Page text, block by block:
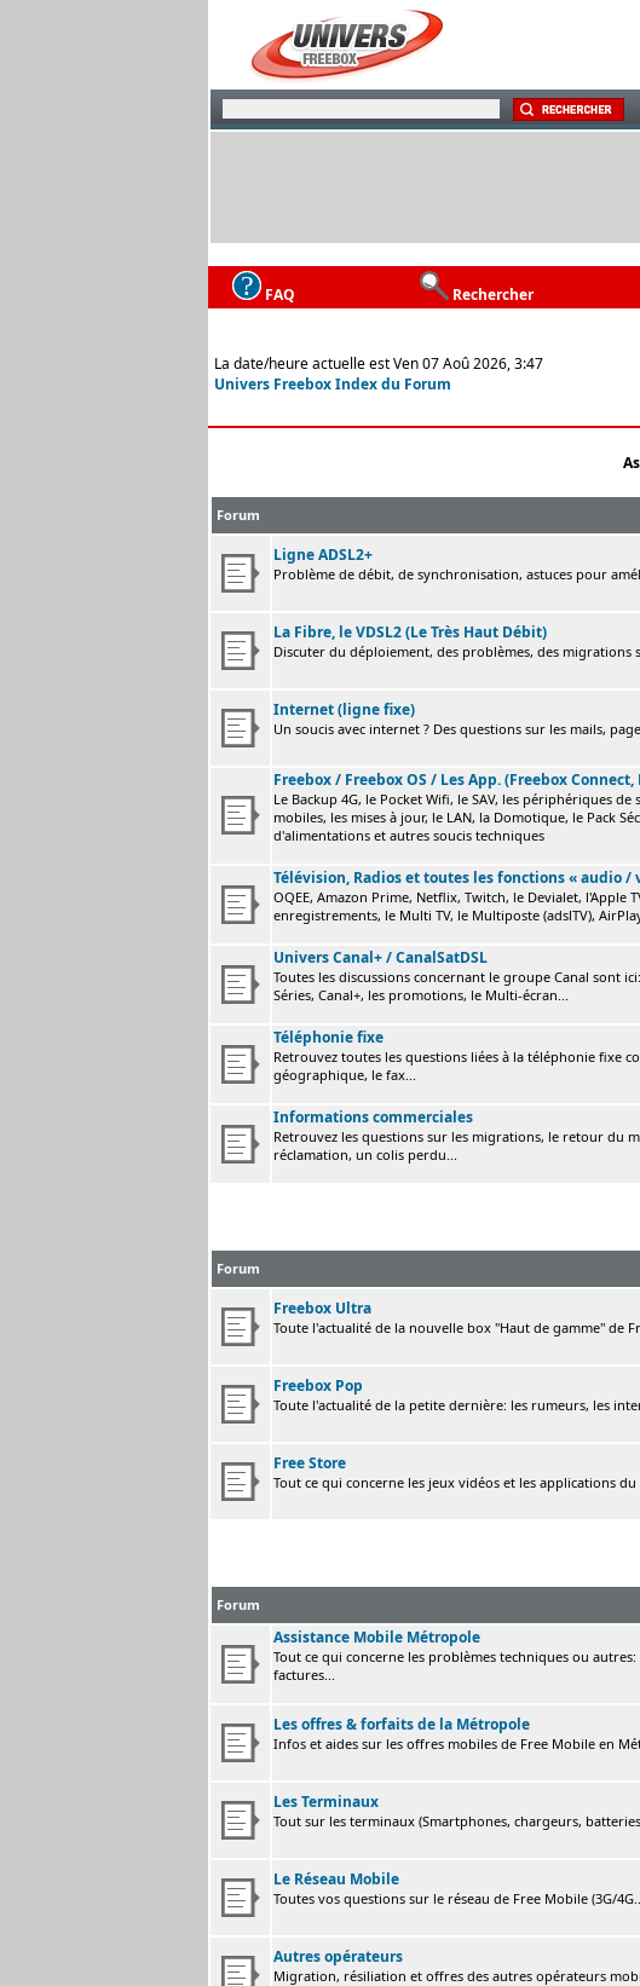
FAQ Rechercher
La date/heure actuelle est Ven 07 Aoû 2026, 3:47
Univers Freebox Index du Forum
Forum
Ligne ADSL2+
Problème de débit, de synchronisation, astuces pour
La Fibre, le VDSL2 (Le Très Haut Débit)
Discuter du déploiement, des problèmes, des migrations
Internet (ligne fixe)
Un soucis avec internet ? Des questions sur les mails,
Freebox / Freebox OS / Les App. (Freebox Connect,
Le Backup 4G, le Pocket Wifi, le SAV, les périphériques de
mobiles, les mises à jour, le LAN, la Domotique, le Pack
d'alimentations et autres soucis techniques
Télévision, Radios et toutes les fonctions « audio /
OQEE, Amazon Prime, Netflix, Twitch, le Devialet, l'Apple
enregistrements, le Multi TV, le Multiposte (adslTV),
Univers Canal+ / CanalSatDSL
Toutes les discussions concernant le groupe Canal sont
Séries, Canal+, les promotions, le Multi-écran...
Téléphonie fixe
Retrouvez toutes les questions liées à la téléphonie fixe
géographique, le fax...
Informations commerciales
Retrouvez les questions sur les migrations, le retour du
réclamation, un colis perdu...
Forum
Freebox Ultra
Toute l'actualité de la nouvelle box "Haut de gamme" de
Freebox Pop
Toute l'actualité de la petite dernière: les rumeurs, les
Free Store
Tout ce qui concerne les jeux vidéos et les applications du
Forum
Assistance Mobile Métropole
Tout ce qui concerne les problèmes techniques ou
factures...
Les offres & forfaits de la Métropole
Infos et aides sur les offres mobiles de Free Mobile en
Les Terminaux
Tout sur les terminaux (Smartphones, chargeurs,
Le Réseau Mobile
Toutes vos questions sur le réseau de Free Mobile (3G/
Autres opérateurs
Migration, résiliation et offres des autres opérateurs